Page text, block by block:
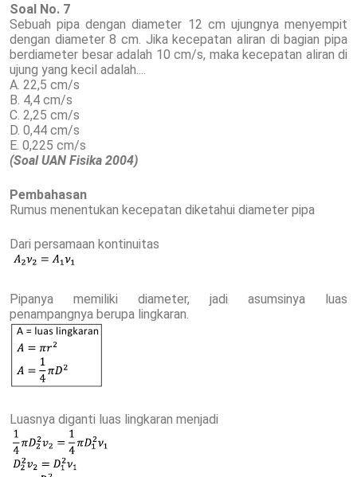
Soal No. 7
Sebuah pipa dengan diameter 12 cm ujungnya menyempit
dengan diameter 8 cm. Jika kecepatan aliran di bagian pipa
berdiameter besar adalah 10 cm/s, maka kecepatan aliran di
ujung yang kecil adalah....
A. 22,5 cm/s
B. 4,4 cm/s
C. 2,25 cm/s
D. 0,44 cm/s
E. 0,225 cm/s
(Soal UAN Fisika 2004)
Pembahasan
Rumus menentukan kecepatan diketahui diameter pipa
Dari persamaan kontinuitas
Pipanya memiliki diameter, jadi asumsinya luas
penampangnya berupa lingkaran.
Luasnya diganti luas lingkaran menjadi